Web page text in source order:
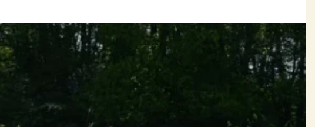
chez nous. Il nous est arriver d'avoir un cochon pendant 16 mois, nous l'avions baptiser la "tête de cochon". A
envie de nous embêter et bien ils nous le font vite comprendre.
à quitter le parc.